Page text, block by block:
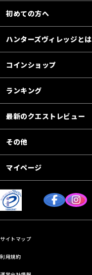
初めての方へ
ハンターズヴィレッジとは
コインショップ
ランキング
最新のクエストレビュー
その他
マイページ
サイトマップ
利用規約